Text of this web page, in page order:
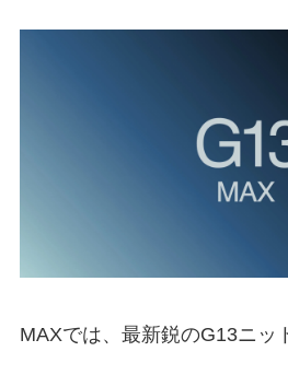
MAXでは、最新鋭のG13ニッ